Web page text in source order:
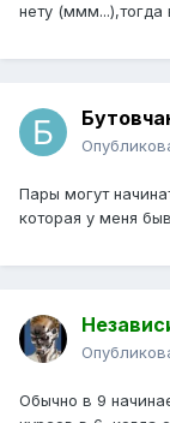
нету (ммм...),тогда
Пары могут
которая у меня
Обычно в 9